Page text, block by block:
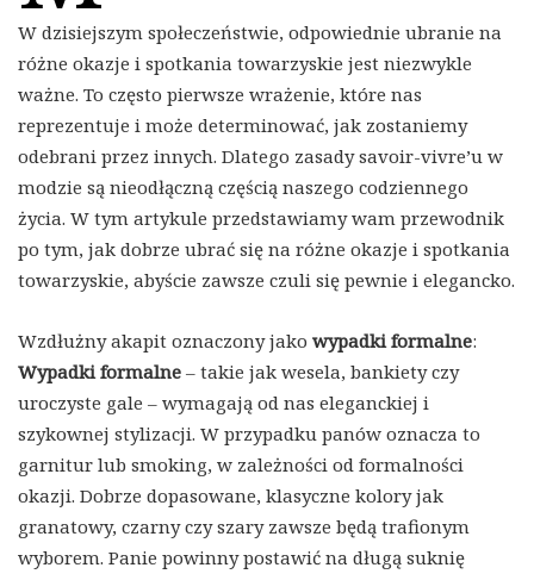
W dzisiejszym społeczeństwie, odpowiednie ubranie na
różne okazje i spotkania towarzyskie jest niezwykle
ważne. To często pierwsze wrażenie, które nas
reprezentuje i może determinować, jak zostaniemy
odebrani przez innych. Dlatego zasady savoir-vivre’u w
modzie są nieodłączną częścią naszego codziennego
życia. W tym artykule przedstawiamy wam przewodnik
po tym, jak dobrze ubrać się na różne okazje i spotkania
towarzyskie, abyście zawsze czuli się pewnie i elegancko.
Wzdłużny akapit oznaczony jako wypadki formalne:
Wypadki formalne – takie jak wesela, bankiety czy
uroczyste gale – wymagają od nas eleganckiej i
szykownej stylizacji. W przypadku panów oznacza to
garnitur lub smoking, w zależności od formalności
okazji. Dobrze dopasowane, klasyczne kolory jak
granatowy, czarny czy szary zawsze będą trafionym
wyborem. Panie powinny postawić na długą suknię